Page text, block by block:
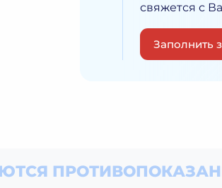
свяжется с
Заполнить